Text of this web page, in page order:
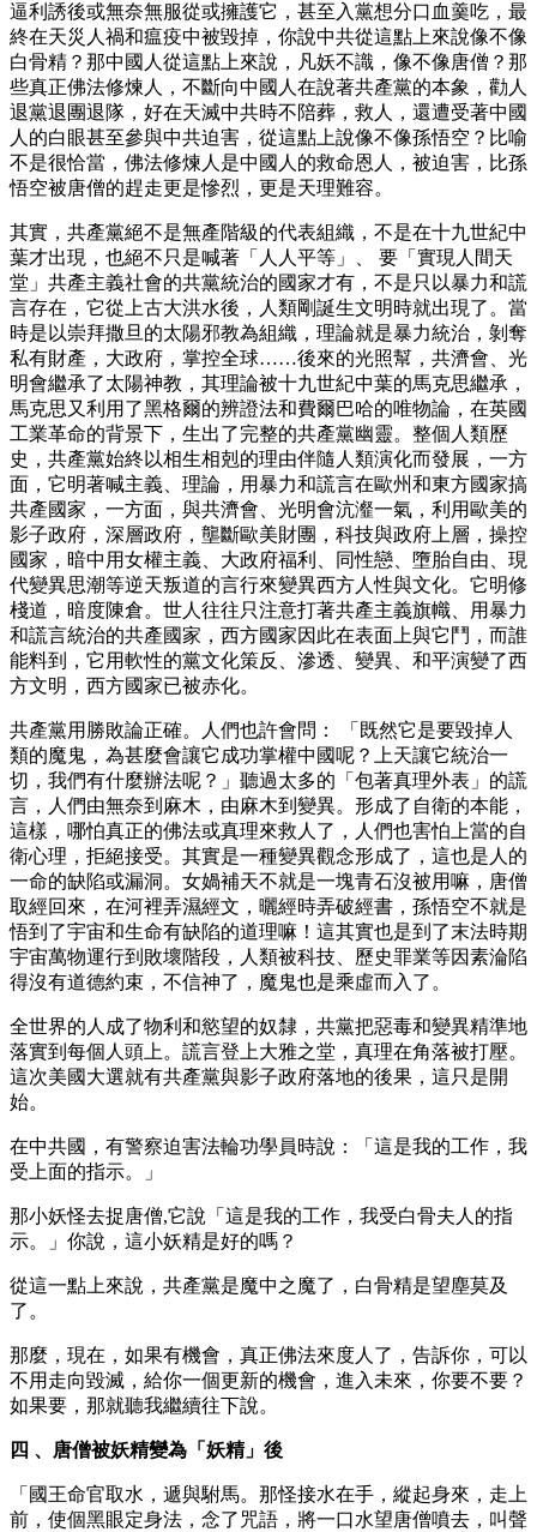
逼利誘後或無奈無服從或擁護它，甚至入黨想分口血羹吃，最
終在天災人禍和瘟疫中被毀掉，你說中共從這點上來說像不像
白骨精？那中國人從這點上來說，凡妖不識，像不像唐僧？那
些真正佛法修煉人，不斷向中國人在說著共產黨的本象，勸人
退黨退團退隊，好在天滅中共時不陪葬，救人，還遭受著中國
人的白眼甚至參與中共迫害，從這點上說像不像孫悟空？比喻
不是很恰當，佛法修煉人是中國人的救命恩人，被迫害，比孫
悟空被唐僧的趕走更是慘烈，更是天理難容。
其實，共產黨絕不是無產階級的代表組織，不是在十九世紀中
葉才出現，也絕不只是喊著「人人平等」、 要「實現人間天
堂」共產主義社會的共黨統治的國家才有，不是只以暴力和謊
言存在，它從上古大洪水後，人類剛誕生文明時就出現了。當
時是以崇拜撒旦的太陽邪教為組織，理論就是暴力統治，剝奪
私有財產，大政府，掌控全球……後來的光照幫，共濟會、光
明會繼承了太陽神教，其理論被十九世紀中葉的馬克思繼承，
馬克思又利用了黑格爾的辨證法和費爾巴哈的唯物論，在英國
工業革命的背景下，生出了完整的共產黨幽靈。整個人類歷
史，共產黨始終以相生相剋的理由伴隨人類演化而發展，一方
面，它明著喊主義、理論，用暴力和謊言在歐州和東方國家搞
共產國家，一方面，與共濟會、光明會沆瀣一氣，利用歐美的
影子政府，深層政府，壟斷歐美財團，科技與政府上層，操控
國家，暗中用女權主義、大政府福利、同性戀、墮胎自由、現
代變異思潮等逆天叛道的言行來變異西方人性與文化。它明修
棧道，暗度陳倉。世人往往只注意打著共產主義旗幟、用暴力
和謊言統治的共產國家，西方國家因此在表面上與它鬥，而誰
能料到，它用軟性的黨文化策反、滲透、變異、和平演變了西
方文明，西方國家已被赤化。
共產黨用勝敗論正確。人們也許會問： 「既然它是要毀掉人
類的魔鬼，為甚麼會讓它成功掌權中國呢？上天讓它統治一
切，我們有什麼辦法呢？」聽過太多的「包著真理外表」的謊
言，人們由無奈到麻木，由麻木到變異。形成了自衛的本能，
這樣，哪怕真正的佛法或真理來救人了，人們也害怕上當的自
衛心理，拒絕接受。其實是一種變異觀念形成了，這也是人的
一命的缺陷或漏洞。女媧補天不就是一塊青石沒被用嘛，唐僧
取經回來，在河裡弄濕經文，曬經時弄破經書，孫悟空不就是
悟到了宇宙和生命有缺陷的道理嘛！這其實也是到了末法時期
宇宙萬物運行到敗壞階段，人類被科技、歷史罪業等因素淪陷
得沒有道德約束，不信神了，魔鬼也是乘虛而入了。
全世界的人成了物利和慾望的奴隸，共黨把惡毒和變異精準地
落實到每個人頭上。謊言登上大雅之堂，真理在角落被打壓。
這次美國大選就有共產黨與影子政府落地的後果，這只是開
始。
在中共國，有警察迫害法輪功學員時說：「這是我的工作，我
受上面的指示。」
那小妖怪去捉唐僧,它說「這是我的工作，我受白骨夫人的指
示。」你說，這小妖精是好的嗎？
從這一點上來說，共產黨是魔中之魔了，白骨精是望塵莫及
了。
那麼，現在，如果有機會，真正佛法來度人了，告訴你，可以
不用走向毀滅，給你一個更新的機會，進入未來，你要不要？
如果要，那就聽我繼續往下說。
四 、唐僧被妖精變為「妖精」後
「國王命官取水，遞與駙馬。那怪接水在手，縱起身來，走上
前，使個黑眼定身法，念了咒語，將一口水望唐僧噴去，叫聲